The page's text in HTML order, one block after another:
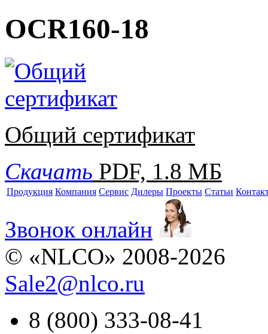
OCR160-18
Общий сертификат
Скачать PDF, 1.8 МБ
Продукция Компания Сервис Дилеры Проекты Статьи
Звонок онлайн
© «NLCO» 2008-2026
Sale2@nlco.ru
8 (800) 333-08-41